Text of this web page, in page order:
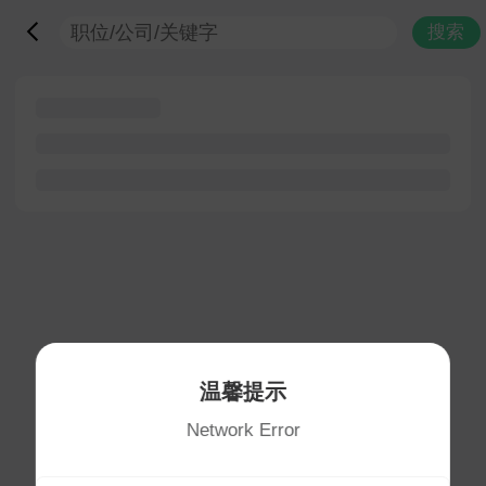
搜索
温馨提示
Network Error